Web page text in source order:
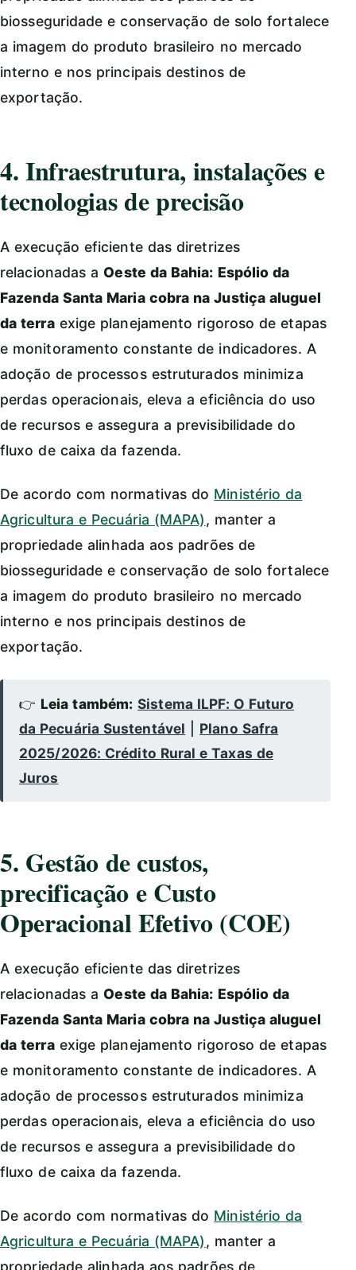
biosseguridade e conservação de solo fortalece
a imagem do produto brasileiro no mercado
interno e nos principais destinos de
exportação.
4. Infraestrutura, instalações e
tecnologias de precisão
A execução eficiente das diretrizes
relacionadas aOeste da Bahia: Espólio da
Fazenda Santa Maria cobra na Justiça aluguel
da terraexige planejamento rigoroso de etapas
e monitoramento constante de indicadores. A
adoção de processos estruturados minimiza
perdas operacionais, eleva a eficiência do uso
de recursos e assegura a previsibilidade do
fluxo de caixa da fazenda.
De acordo com normativas do Ministério da
Agricultura e Pecuária (MAPA), manter a
propriedade alinhada aos padrões de
biosseguridade e conservação de solo fortalece
a imagem do produto brasileiro no mercado
interno e nos principais destinos de
exportação.
👉 Leia também: Sistema ILPF: O Futuro
da Pecuária Sustentável
Plano Safra
2025/2026: Crédito Rural e Taxas de
Juros
5. Gestão de custos,
precificação e Custo
Operacional Efetivo (COE)
A execução eficiente das diretrizes
relacionadas aOeste da Bahia: Espólio da
Fazenda Santa Maria cobra na Justiça aluguel
da terraexige planejamento rigoroso de etapas
e monitoramento constante de indicadores. A
adoção de processos estruturados minimiza
perdas operacionais, eleva a eficiência do uso
de recursos e assegura a previsibilidade do
fluxo de caixa da fazenda.
De acordo com normativas do Ministério da
Agricultura e Pecuária (MAPA), manter a
propriedade alinhada aos padrões de